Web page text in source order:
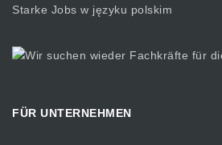
Starke Jobs w języku polskim
FÜR UNTERNEHMEN